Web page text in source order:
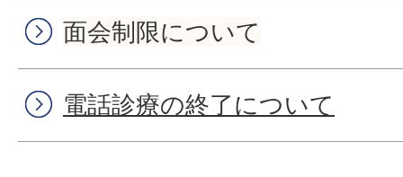
面会制限について
電話診療の終了について